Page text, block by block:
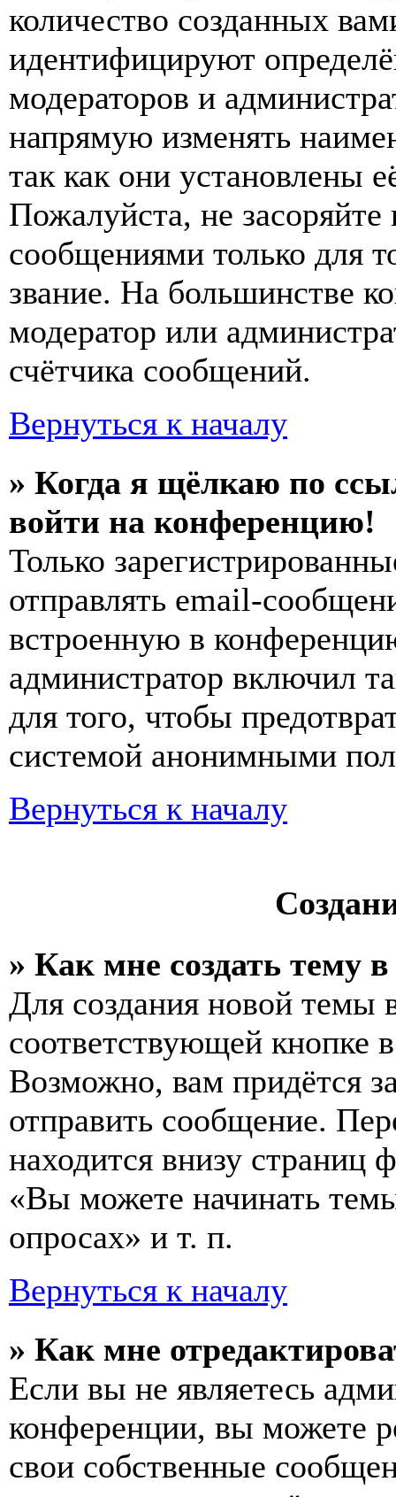
количество созданных
идентифицируют
модераторов и
напрямую изменять
так как они установлены
Пожалуйста, не
сообщениями только для
звание. На большинстве
модератор или
счётчика сообщений.
Вернуться к началу
» Когда я щёлкаю по
войти на конференцию!
Только
отправлять email-
встроенную в
администратор включил
для того, чтобы
системой анонимными
Вернуться к началу
» Как мне создать тему
Для создания новой темы
соответствующей кнопке
Возможно, вам придётся
отправить сообщение.
находится внизу
«Вы можете начинать
опросах» и т. п.
Вернуться к началу
» Как мне
Если вы не являетесь
конференции, вы можете
свои собственные